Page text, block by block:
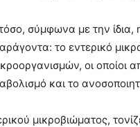
σύμφωνα με την ίδια,
το εντερικό
οι οποίοι
και το
μικροβιώματος,